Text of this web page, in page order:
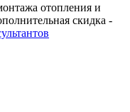
отопления и
скидка -